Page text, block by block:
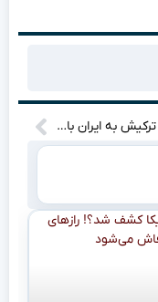
پروازهای ترکیش به ایران با بهترین قیمت و خدمات ویژه در انتظار شماست!